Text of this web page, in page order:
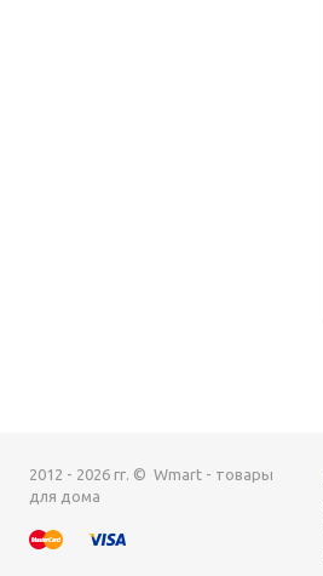
2012 - 2026 гг. © Wmart - товары
для дома